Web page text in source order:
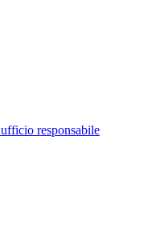
responsabile